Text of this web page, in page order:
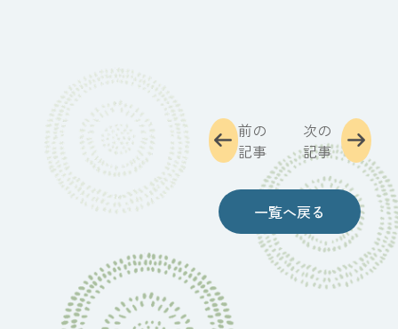
前の
記事
一覧へ戻る
次の
記事